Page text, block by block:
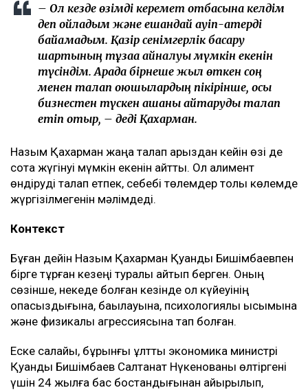
– Ол кезде өзімді керемет отбасына келдім
деп ойладым және ешқандай қауіп-қатерді
байқамадым. Қазір сенімгерлік басқару
шартының тұзаққа айналуы мүмкін екенін
түсіндім. Арада бірнеше жыл өткен соң
менен талап қоюшылардың пікірінше, осы
бизнестен түскен ақшаны қайтаруды талап
етіп отыр, – деді Қахарман.
Назым Қахарман жаңа талап арыздан кейін өзі де
сотқа жүгінуі мүмкін екенін айтты. Ол алимент
өндіруді талап етпек, себебі төлемдер толық көлемде
жүргізілмегенін мәлімдеді.
Контекст
Бұған дейін Назым Қахарман Қуандық Бишімбаевпен
бірге тұрған кезеңі туралы айтып берген. Оның
сөзінше, некеде болған кезінде ол күйеуінің
опасыздығына, бақылауына, психологиялық қысымына
және физикалық агрессиясына тап болған.
Еске салайық, бұрынғы ұлттық экономика министрі
Қуандық Бишімбаев Салтанат Нүкенованы өлтіргені
үшін 24 жылға бас бостандығынан айырылып,